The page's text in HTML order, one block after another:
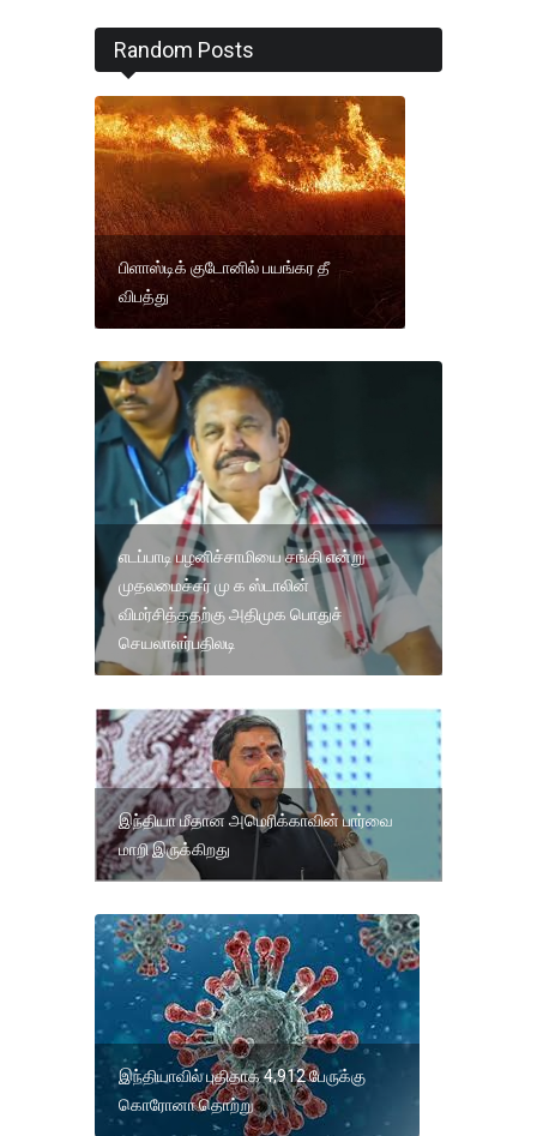
Random Posts
பிளாஸ்டிக் குடோனில் பயங்கர தீ
விபத்து
எடப்பாடி பழனிச்சாமியை சங்கி என்று
முதலமைச்சர் மு க ஸ்டாலின்
விமர்சித்ததற்கு அதிமுக பொதுச்
செயலாளர்பதிலடி
இந்தியா மீதான அமெரிக்காவின் பார்வை
மாறி இருக்கிறது
இந்தியாவில் புதிதாக 4,912 பேருக்கு
கொரோனா தொற்று